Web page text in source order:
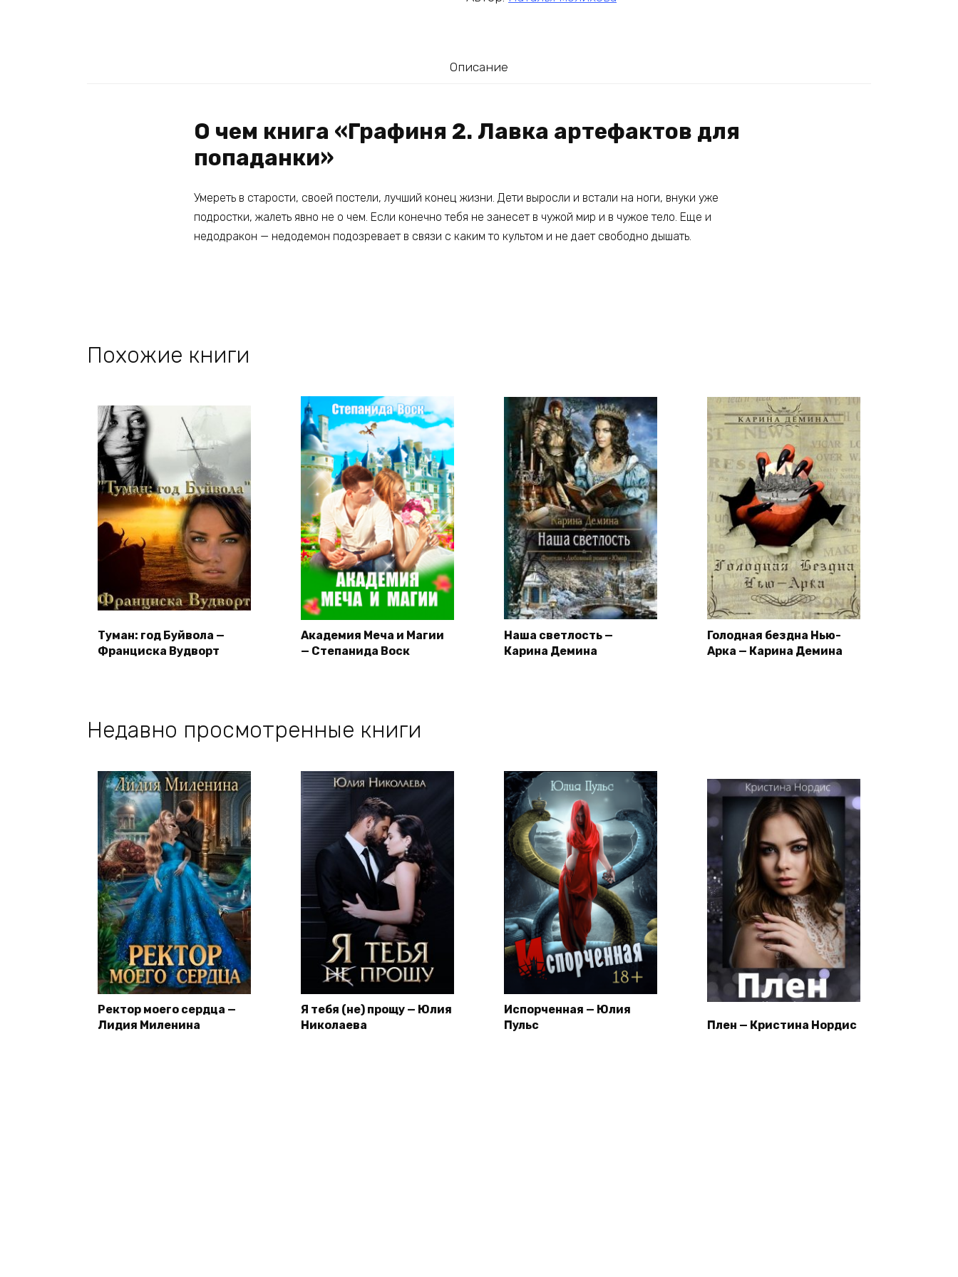
Описание
О чем книга «Графиня 2. Лавка артефактов для
попаданки»
Умереть в старости, своей постели, лучший конец жизни. Дети выросли и встали на ноги, внуки уже
подростки, жалеть явно не о чем. Если конечно тебя не занесет в чужой мир и в чужое тело. Еще и
недодракон — недодемон подозревает в связи с каким то культом и не дает свободно дышать.
Похожие книги
Туман: год Буйвола —
Франциска Вудворт
Академия Меча и Магии
— Степанида Воск
Наша светлость —
Карина Демина
Голодная бездна Нью-
Арка — Карина Демина
Недавно просмотренные книги
Ректор моего сердца —
Лидия Миленина
Я тебя (не) прощу — Юлия
Николаева
Испорченная — Юлия
Пульс
Плен — Кристина Нордис